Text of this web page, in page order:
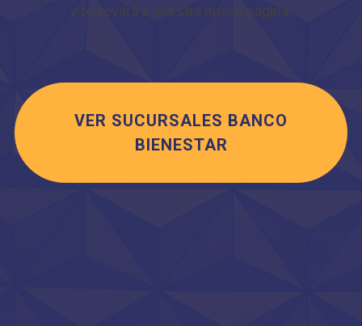
y te llevará a nuestra nueva página.
VER SUCURSALES BANCO
BIENESTAR